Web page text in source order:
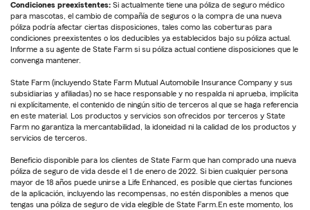
Condiciones preexistentes: Si actualmente tiene una póliza de seguro médico
para mascotas, el cambio de compañía de seguros o la compra de una nueva
póliza podría afectar ciertas disposiciones, tales como las coberturas para
condiciones preexistentes o los deducibles ya establecidos bajo su póliza actual.
Informe a su agente de State Farm si su póliza actual contiene disposiciones que le
convenga mantener.
State Farm (incluyendo State Farm Mutual Automobile Insurance Company y sus
subsidiarias y afiliadas) no se hace responsable y no respalda ni aprueba, implícita
ni explícitamente, el contenido de ningún sitio de terceros al que se haga referencia
en este material. Los productos y servicios son ofrecidos por terceros y State
Farm no garantiza la mercantabilidad, la idoneidad ni la calidad de los productos y
servicios de terceros.
Beneficio disponible para los clientes de State Farm que han comprado una nueva
póliza de seguro de vida desde el 1 de enero de 2022. Si bien cualquier persona
mayor de 18 años puede unirse a Life Enhanced, es posible que ciertas funciones
de la aplicación, incluyendo las recompensas, no estén disponibles a menos que
tengas una póliza de seguro de vida elegible de State Farm.En este momento, los